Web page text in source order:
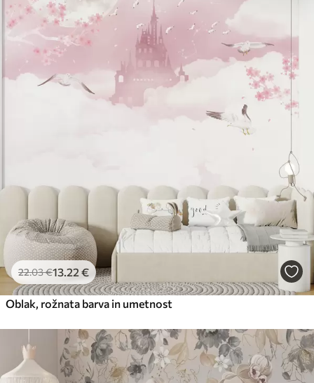
22.03€13 .22 €
Oblak, rožnata barva in umetnost